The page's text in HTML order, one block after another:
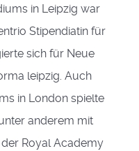
in Leipzig war
Stipendiatin für
sich für Neue
leipzig. Auch
in London spielte
anderem mit
Royal Academy